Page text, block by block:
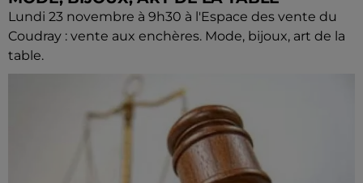
Lundi 23 novembre à 9h30 à l'Espace des vente du
Coudray : vente aux enchères. Mode, bijoux, art de la
table.